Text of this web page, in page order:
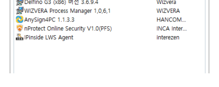
검색 노출을 높이는 웹사이트 SEO 최적화를 진행해드립니
다
검색 노출을 높이는 웹사이트 SEO 최적화를 진행해드립니